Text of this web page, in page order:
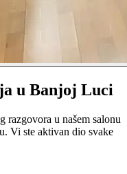
u Banjoj Luci
u našem salonu
Vi ste aktivan dio svake